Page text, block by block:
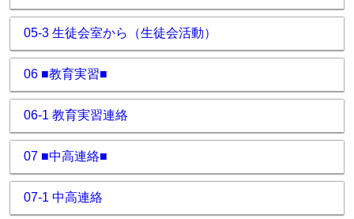
05-3 生徒会室から（生徒会活動）
06 ■教育実習■
06-1 教育実習連絡
07 ■中高連絡■
07-1 中高連絡